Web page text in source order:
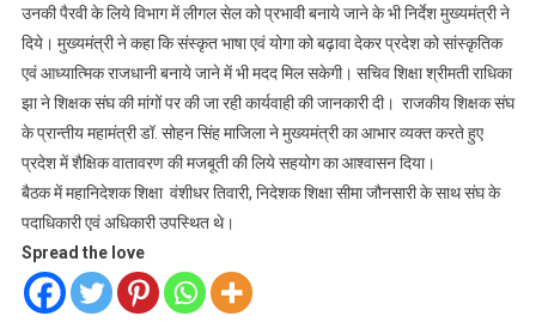
उनकी पैरवी के लिये विभाग में लीगल सेल को प्रभावी बनाये जाने के भी निर्देश मुख्यमंत्री ने
दिये। मुख्यमंत्री ने कहा कि संस्कृत भाषा एवं योगा को बढ़ावा देकर प्रदेश को सांस्कृतिक
एवं आध्यात्मिक राजधानी बनाये जाने में भी मदद मिल सकेगी। सचिव शिक्षा श्रीमती राधिका
झा ने शिक्षक संघ की मांगों पर की जा रही कार्यवाही की जानकारी दी। राजकीय शिक्षक संघ
के प्रान्तीय महामंत्री डॉ. सोहन सिंह माजिला ने मुख्यमंत्री का आभार व्यक्त करते हुए
प्रदेश में शैक्षिक वातावरण की मजबूती की लिये सहयोग का आश्वासन दिया।
बैठक में महानिदेशक शिक्षा वंशीधर तिवारी, निदेशक शिक्षा सीमा जौनसारी के साथ संघ के
पदाधिकारी एवं अधिकारी उपस्थित थे।
Spread the love